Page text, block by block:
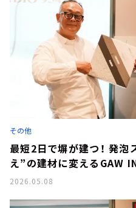
その他
最短2日で塀が建つ！ 発
え”の建材に変えるGAW
2026.05.08